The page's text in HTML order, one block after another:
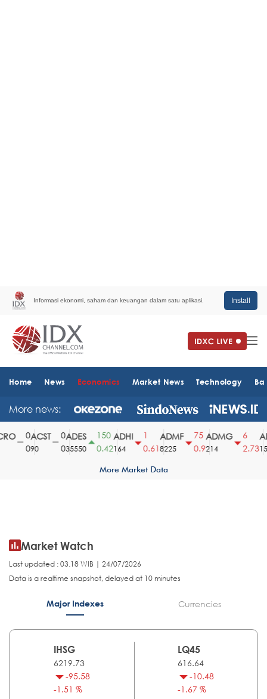
Informasi ekonomi, saham dan keuangan dalam satu aplikasi. Install
Home News Economics Market News Technology
More news:
ACST
90
ADES
35550
150
0.42
ADHI
164
0.61
ADMF
8225
75
0.9
ADMG
214
2.73
More Market Data
Market Watch
Last updated : 03.18 WIB | 24/07/2026
Data is a realtime snapshot, delayed at 10 minutes
Major Indexes Currencies
IHSG
6219.73
-95.58
-1.51 %
LQ45
616.64
-10.48
-1.67 %